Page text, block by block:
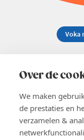
Over de
We maken
de prestaties en
verzamelen &
02 229